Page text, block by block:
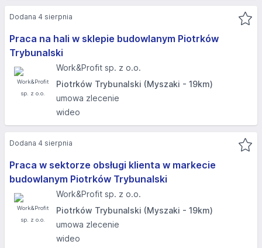
Praca na hali w sklepie budowlanym Piotrków
Trybunalski
Work&Profit sp. z o.o.
Piotrków Trybunalski (Myszaki - 19km)
umowa zlecenie
wideo
Dodana 4 sierpnia
Praca w sektorze obsługi klienta w markecie
budowlanym Piotrków Trybunalski
Work&Profit sp. z o.o.
Piotrków Trybunalski (Myszaki - 19km)
umowa zlecenie
wideo
Dodana 4 sierpnia